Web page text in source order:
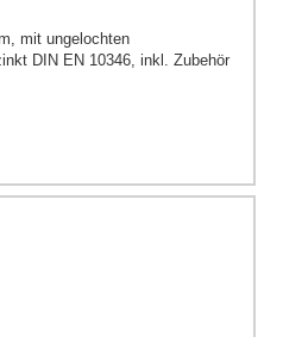
mit ungelochten
DIN EN 10346, inkl. Zubehör